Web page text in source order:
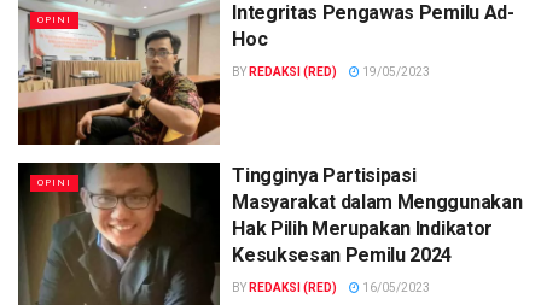
OPINI
Integritas Pengawas Pemilu Ad-
Hoc
BY REDAKSI (RED) 19/05/2023
OPINI
Tingginya Partisipasi
Masyarakat dalam Menggunakan
Hak Pilih Merupakan Indikator
Kesuksesan Pemilu 2024
BY REDAKSI (RED) 16/05/2023